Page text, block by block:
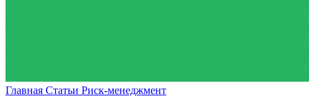
Главная Статьи Риск-менеджмент